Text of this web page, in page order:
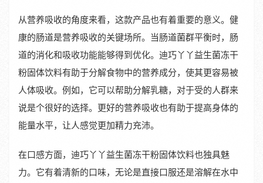
从营养吸收的角度来看，这款产品也有着重要的意义。健
康的肠道是营养吸收的关键场所。当肠道菌群平衡时，肠
道的消化和吸收功能能够得到优化。迪巧丫丫益生菌冻干
粉固体饮料有助于分解食物中的营养成分，使其更容易被
人体吸收。例如，它可以帮助分解乳糖，对于受的人群来
说是个很好的选择。更好的营养吸收也有助于提高身体的
能量水平，让人感觉更加精力充沛。
在口感方面，迪巧丫丫益生菌冻干粉固体饮料也独具魅
力。它有着清新的口味，无论是直接口服还是溶解在水中